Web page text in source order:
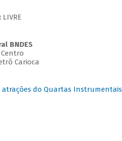
LIVRE
BNDES
Centro
Carioca
atrações do Quartas Instrumentais